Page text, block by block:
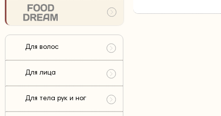
Для волос
Для лица
Для тела рук и ног